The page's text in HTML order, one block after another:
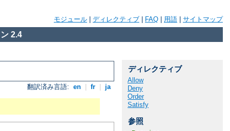
モジュール ディレクティブ FAQ 用語 サイトマップ
2.4
翻訳済み言語: en fr ja
ディレクティブ
Allow
Deny
Order
Satisfy
参照